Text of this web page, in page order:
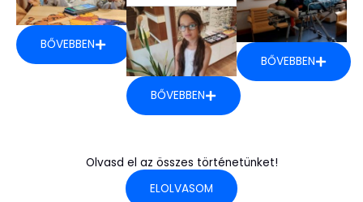
BŐVEBBEN
BŐVEBBEN
BŐVEBBEN
Olvasd el az összes történetünket!
ELOLVASOM